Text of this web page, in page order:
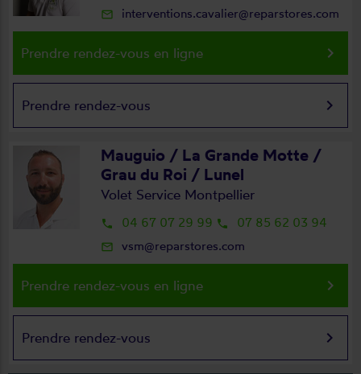
mail_outline interventions.cavalier@reparstores.com
Prendre rendez-vous en ligne keyboard_arrow_right
Prendre rendez-vous keyboard_arrow_right
Mauguio / La Grande Motte /
Grau du Roi / Lunel
Volet Service Montpellier
local_phone 04 67 07 29 99 local_phone 07 85 62 03 94
mail_outline vsm@reparstores.com
Prendre rendez-vous en ligne keyboard_arrow_right
Prendre rendez-vous keyboard_arrow_right